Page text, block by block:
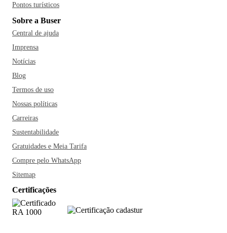
Pontos turísticos
Sobre a Buser
Central de ajuda
Imprensa
Notícias
Blog
Termos de uso
Nossas políticas
Carreiras
Sustentabilidade
Gratuidades e Meia Tarifa
Compre pelo WhatsApp
Sitemap
Certificações